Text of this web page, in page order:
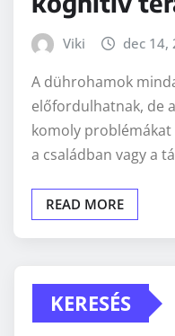
Viki dec 14,
A dührohamok
előfordulhatnak, de
komoly
a családban vagy a
READ MORE
KERESÉS